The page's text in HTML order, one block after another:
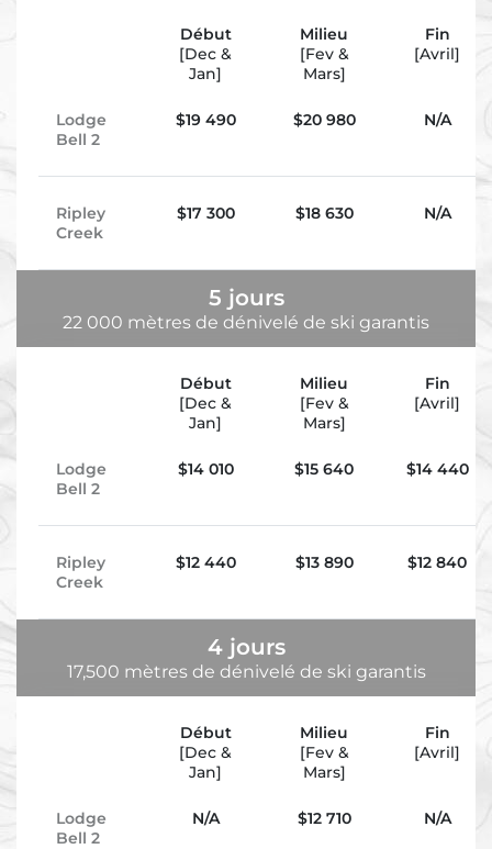
Début
[Dec &
Jan]
Milieu
[Fev &
Mars]
Fin
[Avril]
Lodge
Bell 2
$19 490 $20 980 N/A
Ripley
Creek
$17 300 $18 630 N/A
5 jours
22 000 mètres de dénivelé de ski garantis
Début
[Dec &
Jan]
Milieu
[Fev &
Mars]
Fin
[Avril]
Lodge
Bell 2
$14 010 $15 640 $14 440
Ripley
Creek
$12 440 $13 890 $12 840
4 jours
17,500 mètres de dénivelé de ski garantis
Début
[Dec &
Jan]
Milieu
[Fev &
Mars]
Fin
[Avril]
Lodge
Bell 2
N/A $12 710 N/A